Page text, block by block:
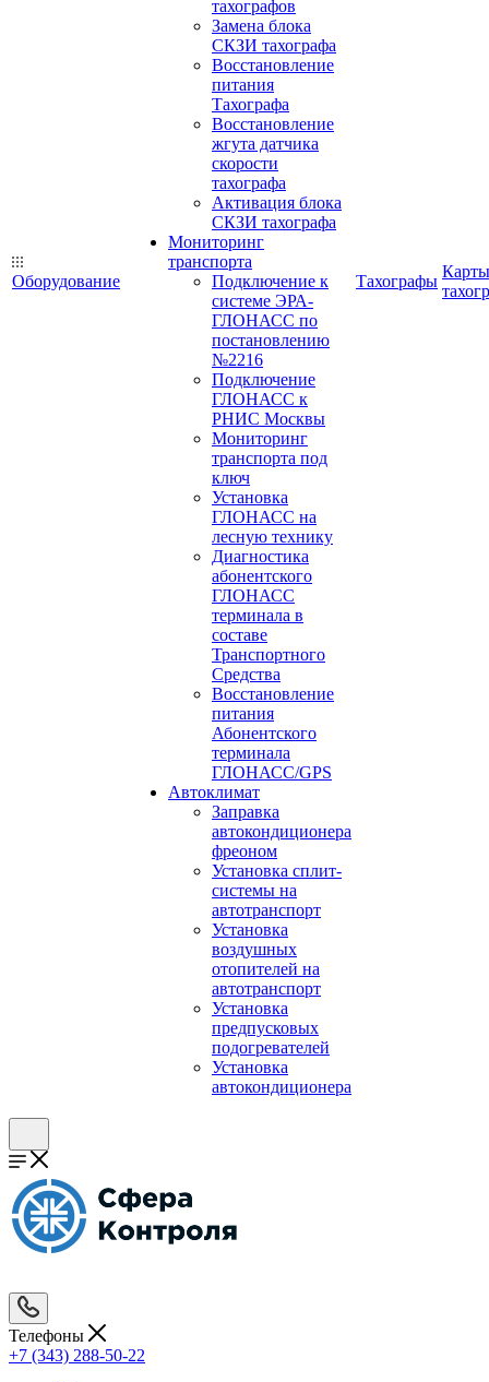
Оборудование
тахографов
Замена блока
СКЗИ тахографа
Восстановление
питания
Тахографа
Восстановление
жгута датчика
скорости
тахографа
Активация блока
СКЗИ тахографа
Мониторинг
транспорта
Подключение к
системе ЭРА-
ГЛОНАСС по
постановлению
№2216
Подключение
ГЛОНАСС к
РНИС Москвы
Мониторинг
транспорта под
ключ
Установка
ГЛОНАСС на
лесную технику
Диагностика
абонентского
ГЛОНАСС
терминала в
составе
Транспортного
Средства
Восстановление
питания
Абонентского
терминала
ГЛОНАСС/GPS
Автоклимат
Заправка
автокондиционера
фреоном
Установка сплит-
системы на
автотранспорт
Установка
воздушных
отопителей на
автотранспорт
Установка
предпусковых
подогревателей
Установка
автокондиционера
Тахографы
Карты
Телефоны
+7 (343) 288-50-22